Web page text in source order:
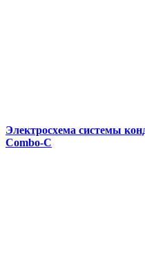
Электросхема системы
Combo-С